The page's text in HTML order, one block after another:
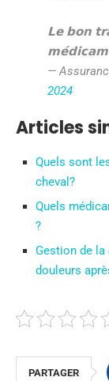
𝗟𝗲 𝗯𝗼𝗻
—
2024
Articles
Quels sont
cheval?
Quels
?
Gestion de
douleurs
PARTAGER